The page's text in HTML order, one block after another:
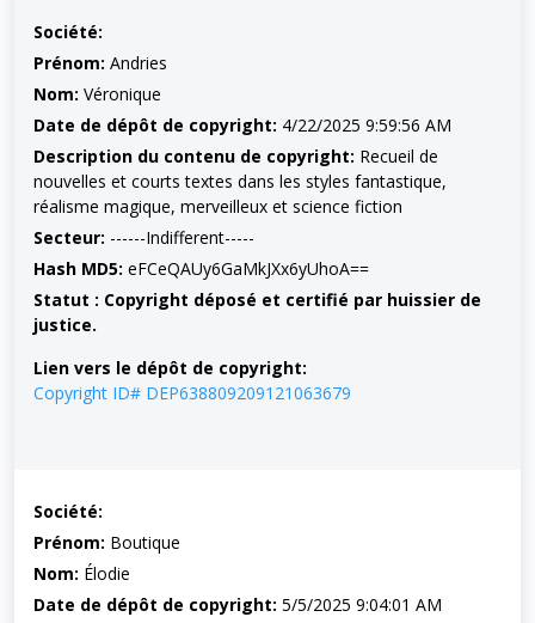
Société:
Prénom: Andries
Nom: Véronique
Date de dépôt de copyright: 4/22/2025 9:59:56 AM
Description du contenu de copyright: Recueil de
nouvelles et courts textes dans les styles fantastique,
réalisme magique, merveilleux et science fiction
Secteur: ------Indifferent-----
Hash MD5: eFCeQAUy6GaMkJXx6yUhoA==
Statut : Copyright déposé et certifié par huissier de
justice.
Lien vers le dépôt de copyright:
Copyright ID# DEP638809209121063679
Société:
Prénom: Boutique
Nom: Élodie
Date de dépôt de copyright: 5/5/2025 9:04:01 AM